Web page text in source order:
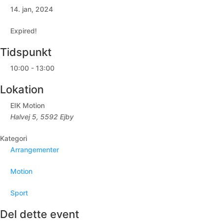
14. jan, 2024
Expired!
Tidspunkt
10:00 - 13:00
Lokation
EIK Motion
Halvej 5, 5592 Ejby
Kategori
Arrangementer
Motion
Sport
Del dette event